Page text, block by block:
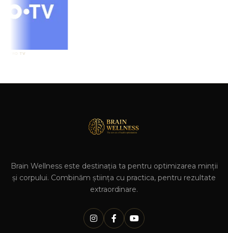
Brain Wellness este destinația ta pentru optimizarea minții
și corpului. Combinăm știința cu practica, pentru rezultate
extraordinare.